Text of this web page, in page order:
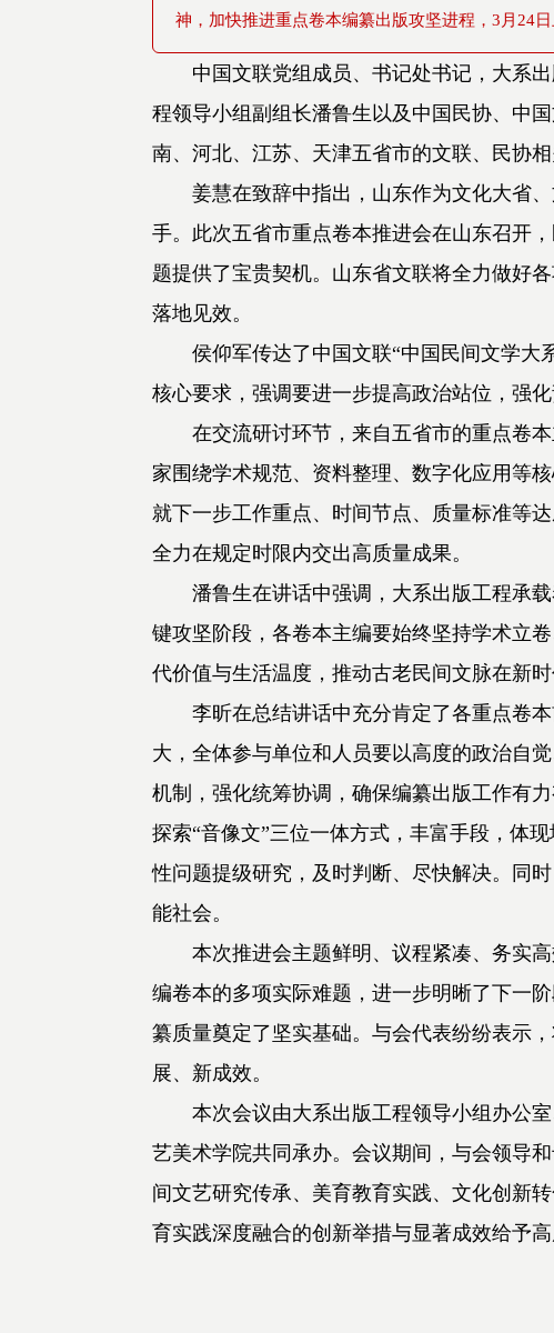
神，加快推进重点卷本编纂出版攻坚进程，3月24
中国文联党组成员、书记处书记，大系
程领导小组副组长潘鲁生以及中国民协、中
南、河北、江苏、天津五省市的文联、民协
姜慧在致辞中指出，山东作为文化大省
手。此次五省市重点卷本推进会在山东召开
题提供了宝贵契机。山东省文联将全力做好
落地见效。
侯仰军传达了中国文联“中国民间文学大
核心要求，强调要进一步提高政治站位，强
在交流研讨环节，来自五省市的重点卷
家围绕学术规范、资料整理、数字化应用等
就下一步工作重点、时间节点、质量标准等
全力在规定时限内交出高质量成果。
潘鲁生在讲话中强调，大系出版工程承
键攻坚阶段，各卷本主编要始终坚持学术立
代价值与生活温度，推动古老民间文脉在新
李昕在总结讲话中充分肯定了各重点卷
大，全体参与单位和人员要以高度的政治自
机制，强化统筹协调，确保编纂出版工作有
探索“音像文”三位一体方式，丰富手段，体
性问题提级研究，及时判断、尽快解决。同
能社会。
本次推进会主题鲜明、议程紧凑、务实
编卷本的多项实际难题，进一步明晰了下一
纂质量奠定了坚实基础。与会代表纷纷表示
展、新成效。
本次会议由大系出版工程领导小组办公
艺美术学院共同承办。 会议期间，与会领导
间文艺研究传承、美育教育实践、文化创新
育实践深度融合的创新举措与显著成效给予高